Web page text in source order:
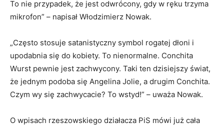
To nie przypadek, że jest odwrócony, gdy w ręku trzyma
mikrofon” – napisał Włodzimierz Nowak.
„Często stosuje satanistyczny symbol rogatej dłoni i
upodabnia się do kobiety. To nienormalne. Conchita
Wurst pewnie jest zachwycony. Taki ten dzisiejszy świat,
że jednym podoba się Angelina Jolie, a drugim Conchita.
Czym wy się zachwycacie? To wstyd!” – uważa Nowak.
O wpisach rzeszowskiego działacza PiS mówi już cała